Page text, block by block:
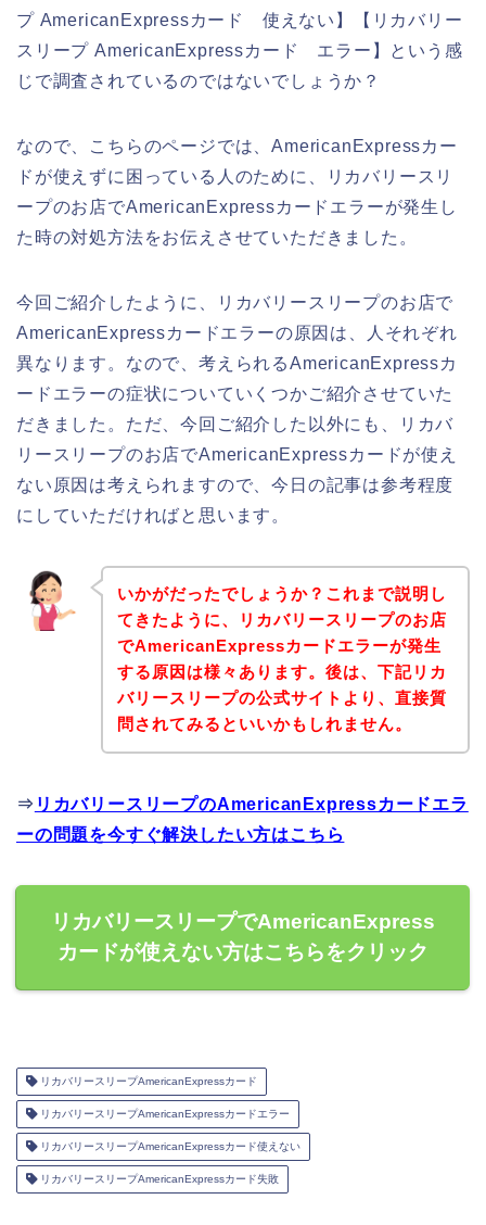
プ AmericanExpressカード 使えない】【リカバリー
スリープ AmericanExpressカード エラー】という感
じで調査されているのではないでしょうか？
なので、こちらのページでは、AmericanExpressカー
ドが使えずに困っている人のために、リカバリースリ
ープのお店でAmericanExpressカードエラーが発生し
た時の対処方法をお伝えさせていただきました。
今回ご紹介したように、リカバリースリープのお店で
AmericanExpressカードエラーの原因は、人それぞれ
異なります。なので、考えられるAmericanExpressカ
ードエラーの症状についていくつかご紹介させていた
だきました。ただ、今回ご紹介した以外にも、リカバ
リースリープのお店でAmericanExpressカードが使え
ない原因は考えられますので、今日の記事は参考程度
にしていただければと思います。
いかがだったでしょうか？これまで説明し
てきたように、リカバリースリープのお店
でAmericanExpressカードエラーが発生
する原因は様々あります。後は、下記リカ
バリースリープの公式サイトより、直接質
問されてみるといいかもしれません。
⇒ リカバリースリープのAmericanExpressカードエラ
ーの問題を今すぐ解決したい方はこちら
リカバリースリープでAmericanExpress
カードが使えない方はこちらをクリック
リカバリースリープAmericanExpressカード
リカバリースリープAmericanExpressカードエラー
リカバリースリープAmericanExpressカード使えない
リカバリースリープAmericanExpressカード失敗